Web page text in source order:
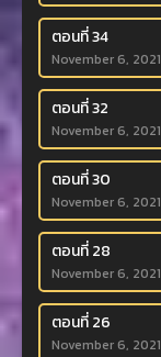
ตอนที่ 34
November 6, 2021
ตอนที่ 32
November 6, 2021
ตอนที่ 30
November 6, 2021
ตอนที่ 28
November 6, 2021
ตอนที่ 26
November 6, 2021